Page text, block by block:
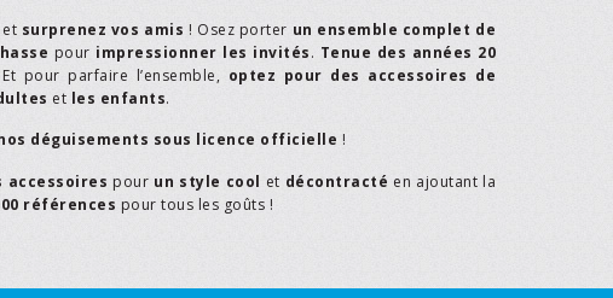
et surprenez vos amis ! Osez porter un ensemble complet de
pour impressionner les invités. Tenue des années 20
pour parfaire l’ensemble, optez pour des accessoires de
et les enfants.
déguisements sous licence officielle !
accessoires pour un style cool et décontracté en ajoutant la
références pour tous les goûts !